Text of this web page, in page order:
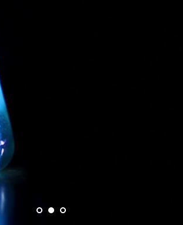
ЗАБОТА О КАЖДОМ КЛИЕНТЕ
Мы очень любим наших клиентов, а
БЕЗНАЛИЧНЫЕ ПЛАТЕЖИ